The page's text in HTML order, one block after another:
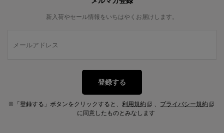
新入荷やセール情報をいちはやくお届けします。
登録する
※「登録する」ボタンをクリックすると、 利用規約 、 プライバシー規約
に同意したものとみなします